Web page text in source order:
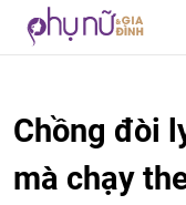
Chồng đòi
mà chạy